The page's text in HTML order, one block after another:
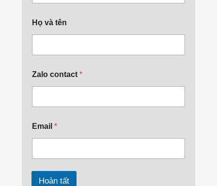
Họ và tên
Zalo contact *
Email *
Hoàn tất